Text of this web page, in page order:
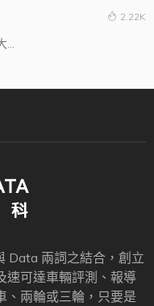
2.22K
Data 兩詞之結合，創立
速可達車輛評測、報導
、兩輪或三輪，只要是